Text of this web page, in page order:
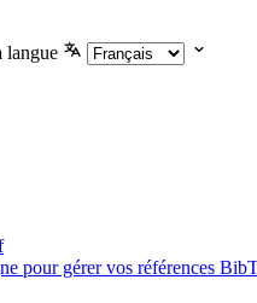
langue
pour gérer vos références